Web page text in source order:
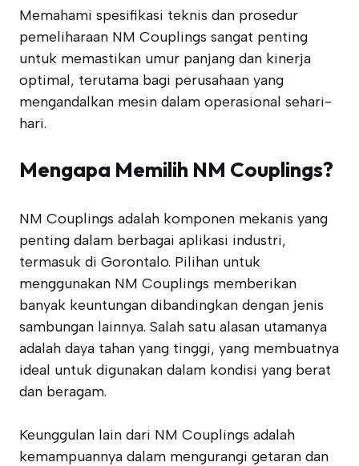
Memahami spesifikasi teknis dan prosedur
pemeliharaan NM Couplings sangat penting
untuk memastikan umur panjang dan kinerja
optimal, terutama bagi perusahaan yang
mengandalkan mesin dalam operasional sehari-
hari.
Mengapa Memilih NM Couplings?
NM Couplings adalah komponen mekanis yang
penting dalam berbagai aplikasi industri,
termasuk di Gorontalo. Pilihan untuk
menggunakan NM Couplings memberikan
banyak keuntungan dibandingkan dengan jenis
sambungan lainnya. Salah satu alasan utamanya
adalah daya tahan yang tinggi, yang membuatnya
ideal untuk digunakan dalam kondisi yang berat
dan beragam.
Keunggulan lain dari NM Couplings adalah
kemampuannya dalam mengurangi getaran dan